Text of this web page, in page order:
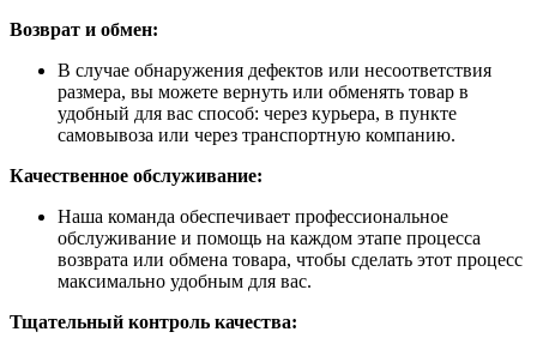
Возврат и обмен:
В случае обнаружения дефектов или несоответствия
размера, вы можете вернуть или обменять товар в
удобный для вас способ: через курьера, в пункте
самовывоза или через транспортную компанию.
Качественное обслуживание:
Наша команда обеспечивает профессиональное
обслуживание и помощь на каждом этапе процесса
возврата или обмена товара, чтобы сделать этот процесс
максимально удобным для вас.
Тщательный контроль качества: